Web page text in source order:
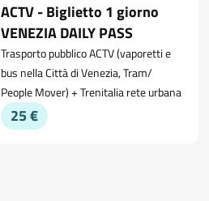
ACTV - Biglietto 1 giorno
VENEZIA DAILY PASS
Trasporto pubblico ACTV (vaporetti e
bus nella Città di Venezia, Tram/
People Mover) + Trenitalia rete urbana
25 €